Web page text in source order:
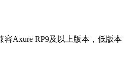
容Axure RP9及以上版本，低版本